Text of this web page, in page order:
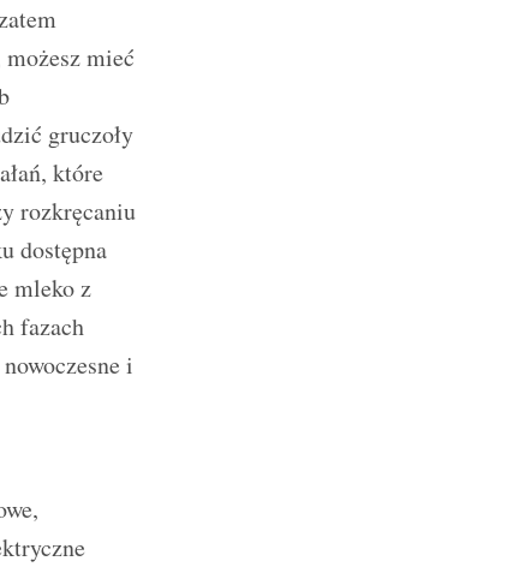
mieć
gruczoły
które
rozkręcaniu
dostępna
mleko z
fazach
i